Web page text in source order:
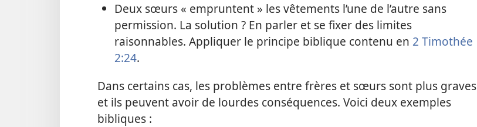
Deux sœurs « empruntent » les vêtements l’une de l’autre sans
permission. La solution ? En parler et se fixer des limites
raisonnables. Appliquer le principe biblique contenu en 2 Timothée
2:24.
Dans certains cas, les problèmes entre frères et sœurs sont plus graves
et ils peuvent avoir de lourdes conséquences. Voici deux exemples
bibliques :